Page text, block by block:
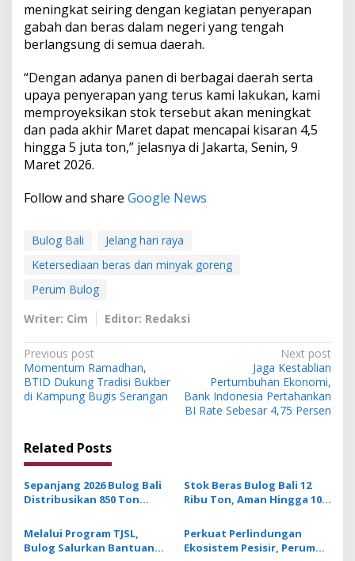
meningkat seiring dengan kegiatan penyerapan
gabah dan beras dalam negeri yang tengah
berlangsung di semua daerah.
“Dengan adanya panen di berbagai daerah serta
upaya penyerapan yang terus kami lakukan, kami
memproyeksikan stok tersebut akan meningkat
dan pada akhir Maret dapat mencapai kisaran 4,5
hingga 5 juta ton,” jelasnya di Jakarta, Senin, 9
Maret 2026.
Follow and share Google News
Bulog Bali
Jelang hari raya
Ketersediaan beras dan minyak goreng
Perum Bulog
Writer: Cim
Editor: Redaksi
P
o
s
n
a
v
i
g
Previous post
Momentum Ramadhan,
BTID Dukung Tradisi Bukber
di Kampung Bugis Serangan
Next post
Jaga Kestablian
Pertumbuhan Ekonomi,
Bank Indonesia Pertahankan
BI Rate Sebesar 4,75 Persen
Related Posts
Sepanjang 2026 Bulog Bali
Distribusikan 850 Ton
Ritel Moderen
Stok Beras Bulog Bali 12
Ribu Ton, Aman Hingga 10
Melalui Program TJSL,
Bulog Salurkan Bantuan
Perkuat Perlindungan
Ekosistem Pesisir, Perum